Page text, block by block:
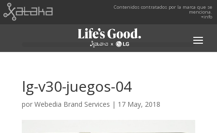
Contenidos contratados por la marca que se
menciona.
+info
lg-v30-juegos-04
por Webedia Brand Services | 17 May, 2018